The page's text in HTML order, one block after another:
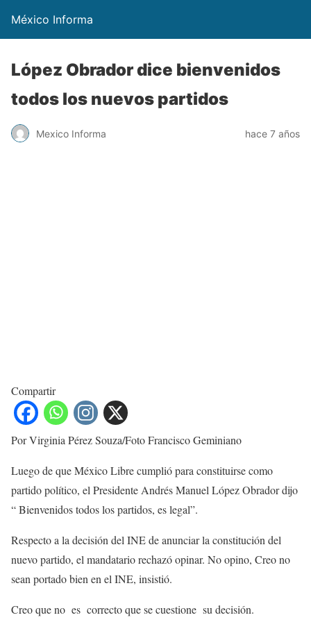
México Informa
López Obrador dice bienvenidos
todos los nuevos partidos
Mexico Informa hace 7 años
Compartir
Por Virginia Pérez Souza/Foto Francisco Geminiano
Luego de que México Libre cumplió para constituirse como
partido político, el Presidente Andrés Manuel López Obrador dijo
“ Bienvenidos todos los partidos, es legal”.
Respecto a la decisión del INE de anunciar la constitución del
nuevo partido, el mandatario rechazó opinar. No opino, Creo no
sean portado bien en el INE, insistió.
Creo que no es correcto que se cuestione su decisión.